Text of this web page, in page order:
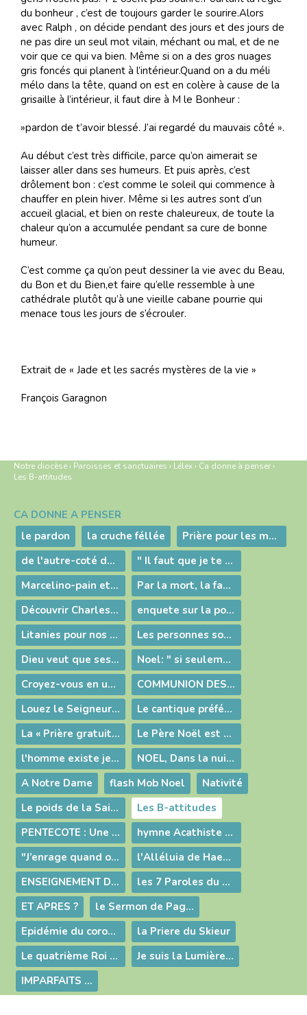
du bonheur , c’est de toujours garder le sourire.Alors
avec Ralph , on décide pendant des jours et des jours de
ne pas dire un seul mot vilain, méchant ou mal, et de ne
voir que ce qui va bien. Même si on a des gros nuages
gris foncés qui planent à l’intérieur.Quand on a du méli
mélo dans la tête, quand on est en colère à cause de la
grisaille à l’intérieur, il faut dire à M le Bonheur :
»pardon de t’avoir blessé. J’ai regardé du mauvais côté ».
Au début c’est très difficile, parce qu’on aimerait se
laisser aller dans ses humeurs. Et puis après, c’est
drôlement bon : c’est comme le soleil qui commence à
chauffer en plein hiver. Même si les autres sont d’un
accueil glacial, et bien on reste chaleureux, de toute la
chaleur qu’on a accumulée pendant sa cure de bonne
humeur.
C’est comme ça qu’on peut dessiner la vie avec du Beau,
du Bon et du Bien,et faire qu’elle ressemble à une
cathédrale plutôt qu’à une vieille cabane pourrie qui
menace tous les jours de s’écrouler.
Extrait de « Jade et les sacrés mystères de la vie »
François Garagnon
Notre diocèse › Paroisses et sanctuaires › Lélex › Ca donne à penser ›
Les B-attitudes
Navigation
CA DONNE À PENSER
le pardon
la cruche féllée
Prière pour les mères
de l'autre-coté du "Notre Père" ou quand Dieu nous prie
" Il faut que je te parle ! " - Conte de Pâques
Marcelino-pain et le vin en Francais - gloria.tv
Par la mort, la famille ne se détruit pas, elle se transforme, une part d’elle va dans l’invisible
Découvrir Charles de Foucauld, le prochain Saint français qui sera canonisé à Rome le 25 mai 20022
enquete sur la pornographie, sujet de société, sujet délicat voir taboo dans une vison chrétienne.
Litanies pour nos familles
Les personnes sont des cadeaux
Dieu veut que ses enfants aient besoin les uns des autres
Noel: " si seulement... " ou "parce que..."
Croyez-vous en une vie après ?
COMMUNION DES SAINTS
Louez le Seigneur -Psaume 148
Le cantique préféré de J-S BACH
La « Prière gratuite » (St François)
Le Père Noël est un tueur
l'homme existe je l'ai rencontré (raymond Devos)
NOEL, Dans la nuit...
A Notre Dame
flash Mob Noel
Nativité
Le poids de la Sainte Messe
Les B-attitudes
PENTECOTE : Une image pour prier...
hymne Acathiste à la Mère de Dieu
"J’enrage quand on dit : “Dieu permet le mal.”
l'Alléluia de Haendel et la composition du " Messie"
ENSEIGNEMENT DU PERE LUC LEDROIT ARS VENDREDI SAINT 2019 LA CROIX
les 7 Paroles du Christ en Croix
ET APRES ?
le Sermon de Pagnol dans "Manon des Sources"
Epidémie du coronavirus ou épidémie de peur ?
la Priere du Skieur
Le quatrième Roi mage
Je suis la Lumière...
IMPARFAITS ...